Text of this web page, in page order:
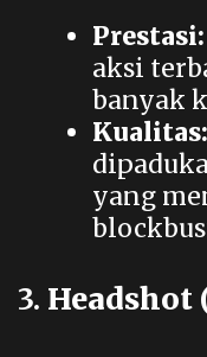
Prestasi:
aksi
banyak
Kualitas:
yang
3. Headshot